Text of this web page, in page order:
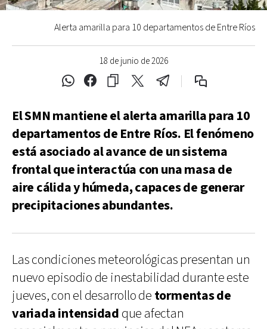
18 de junio de 2026
Alerta amarilla para 10 departamentos de Entre Ríos
El SMN mantiene el alerta amarilla para 10
departamentos de Entre Ríos. El fenómeno
está asociado al avance de un sistema
frontal que interactúa con una masa de
aire cálida y húmeda, capaces de generar
precipitaciones abundantes.
Las condiciones meteorológicas presentan un
nuevo episodio de inestabilidad durante este
jueves, con el desarrollo de tormentas de
variada intensidad que afectan